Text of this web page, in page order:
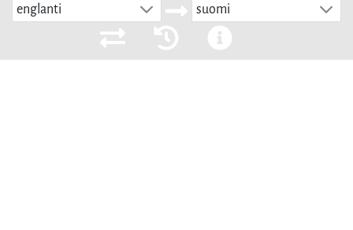
englanti suomi